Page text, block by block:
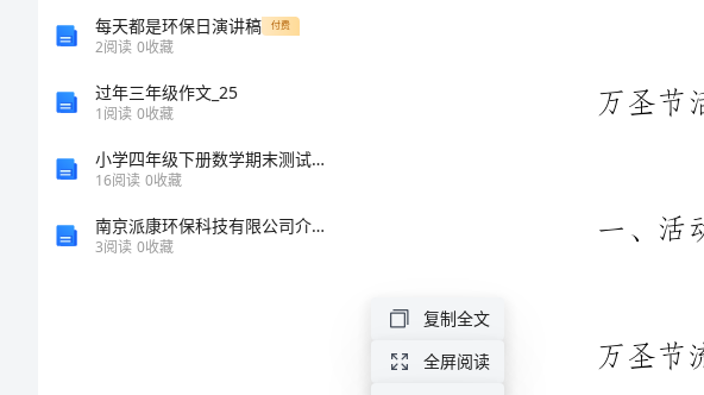
每天都是环保日演讲稿 付费
2阅读 0收藏
过年三年级作文_25
1阅读 0收藏
小学四年级下册数学期末测试卷免费下载答案
16阅读 0收藏
南京派康环保科技有限公司介绍企业发展分析报告
3阅读 0收藏
二、活动目标
复制全文
全屏阅读